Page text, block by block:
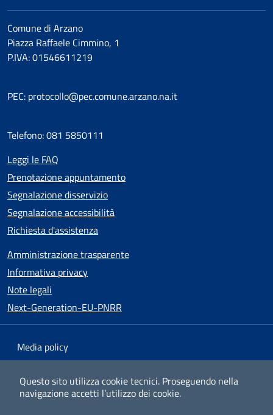
Questo sito utilizza cookie tecnici. Proseguendo nella
navigazione accetti l’utilizzo dei cookie.
Comune di Arzano
Piazza Raffaele Cimmino, 1
P.IVA: 01546611219
PEC: protocollo@pec.comune.arzano.na.it
Telefono: 081 5850111
Leggi le FAQ
Prenotazione appuntamento
Segnalazione disservizio
Segnalazione accessibilità
Richiesta d'assistenza
Amministrazione trasparente
Informativa privacy
Note legali
Next-Generation-EU-PNRR
Media policy
Dichiarazione di accessibilità